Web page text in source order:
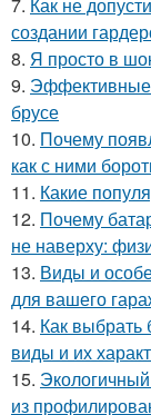
создании
8. Я просто в
9. Эффективные
брусе
10. Почему
как с ними
11. Какие
12. Почему
не наверху:
13. Виды и
для вашего
14. Как выбрать
виды и их
15.
из